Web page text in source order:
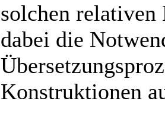
solchen
dabei die
Konstruktionen